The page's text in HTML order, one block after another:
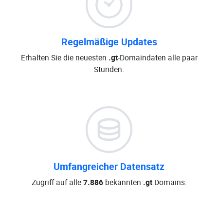
Regelmäßige Updates
Erhalten Sie die neuesten .gt-Domaindaten alle paar
Stunden.
Umfangreicher Datensatz
Zugriff auf alle7.886bekannten .gtDomains.